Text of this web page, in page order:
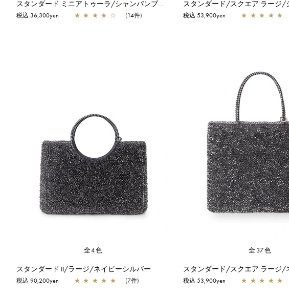
スタンダード ミニアトゥーラ/シャンパンブルー
税込 36,300yen ★ ★ ★ ★ ☆ (14件) 税込 53,900yen ★ ★ ★ ★ ★
全4色
スタンダード II/ラージ/ネイビーシルバー
税込 90,200yen ★ ★ ★ ★ ★ (7件)
全37色
税込 53,900yen ★ ★ ★ ★ ★